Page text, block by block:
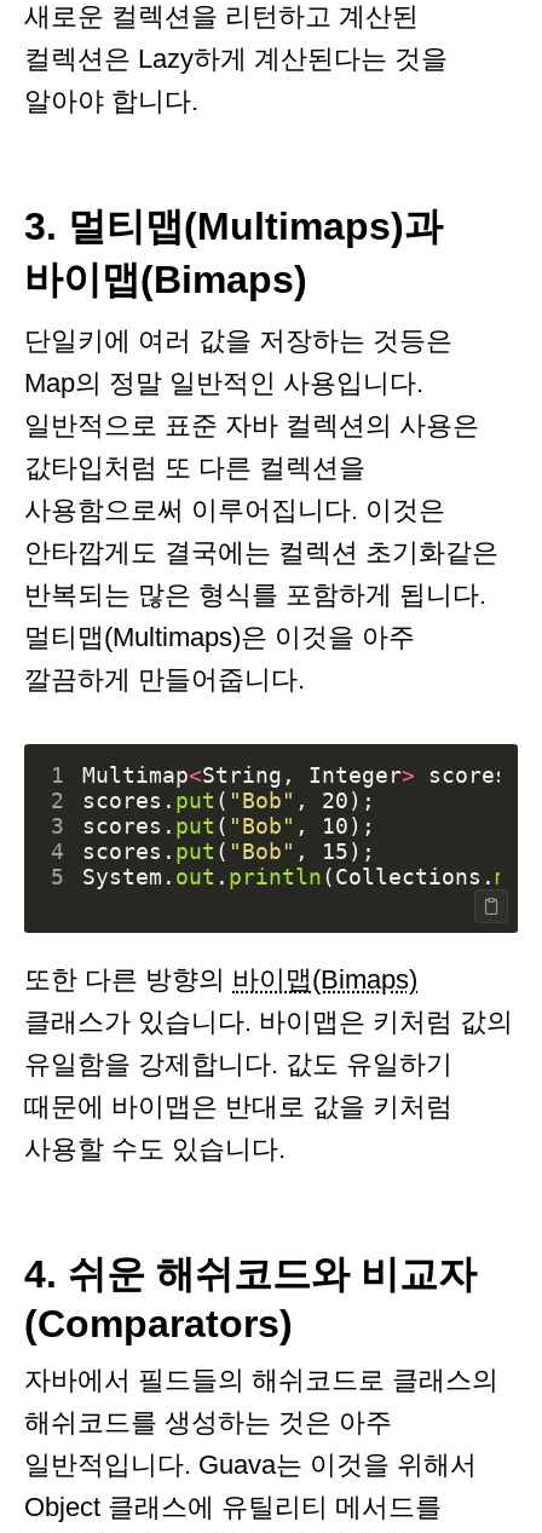
새로운 컬렉션을 리턴하고 계산된
컬렉션은 Lazy하게 계산된다는 것을
알아야 합니다.
3. 멀티맵(Multimaps)과
바이맵(Bimaps)
단일키에 여러 값을 저장하는 것등은
Map의 정말 일반적인 사용입니다.
일반적으로 표준 자바 컬렉션의 사용은
값타입처럼 또 다른 컬렉션을
사용함으로써 이루어집니다. 이것은
안타깝게도 결국에는 컬렉션 초기화같은
반복되는 많은 형식를 포함하게 됩니다.
멀티맵(Multimaps)은 이것을 아주
깔끔하게 만들어줍니다.
1 Multimap<String , Integer> scores
2
scores . put ( "Bob" , 20);
3
scores . put ( "Bob" , 10);
4
scores . put ( "Bob" , 15);
5
System . out . println(Collections . max
또한 다른 방향의 바이맵(Bimaps)
클래스가 있습니다. 바이맵은 키처럼 값의
유일함을 강제합니다. 값도 유일하기
때문에 바이맵은 반대로 값을 키처럼
사용할 수도 있습니다.
4. 쉬운 해쉬코드와 비교자
(Comparators)
자바에서 필드들의 해쉬코드로 클래스의
해쉬코드를 생성하는 것은 아주
일반적입니다. Guava는 이것을 위해서
Object 클래스에 유틸리티 메서드를